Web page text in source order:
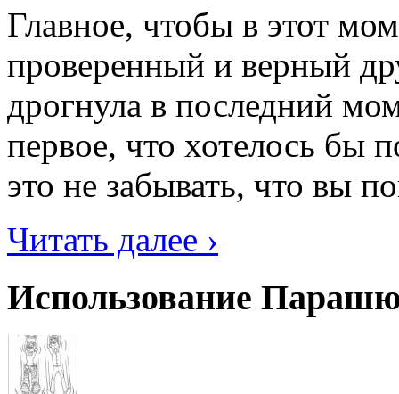
Главное, чтобы в этот
проверенный и верный
дрогнула в последний
первое, что хотелось бы
это не забывать, что вы
Читать далее ›
Использование